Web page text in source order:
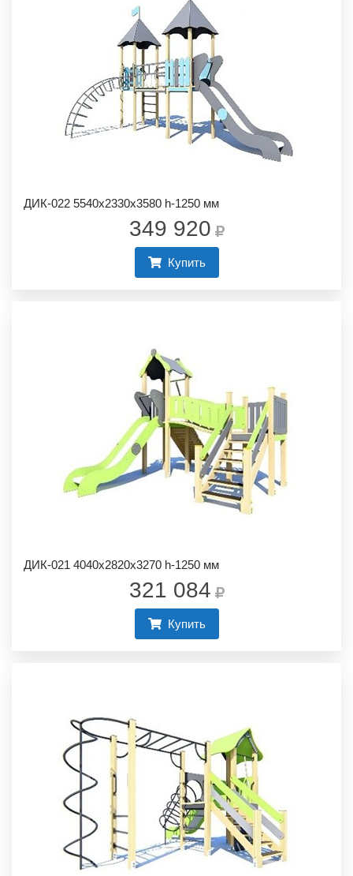
ДИК-022 5540х2330х3580 h-1250 мм
349 920
Купить
ДИК-021 4040х2820х3270 h-1250 мм
321 084
Купить